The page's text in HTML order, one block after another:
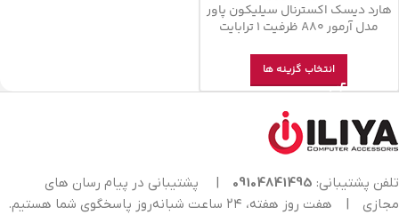
هارد دیسک اکسترنال سیلیکون پاور
مدل آرمور A80 ظرفیت 1 ترابایت
انتخاب گزینه ها
تلفن پشتیبانی: 09104841495
|
پشتیبانی در پیام رسان های
مجازی
| هفت روز هفته، ۲۴ ساعت شبانه‌روز پاسخگوی شما هستیم.